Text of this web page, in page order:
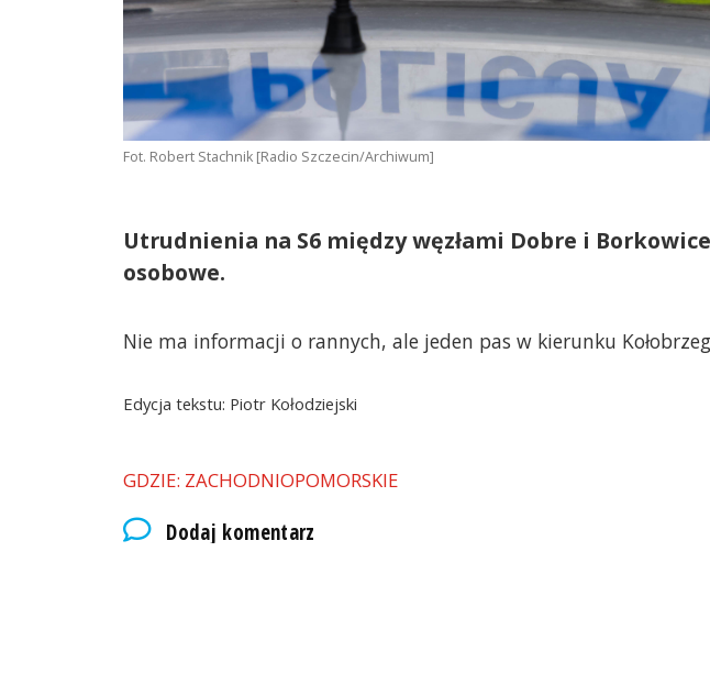
Fot. Robert Stachnik [Radio Szczecin/Archiwum]
Utrudnienia na S6 między węzłami Dobre i
osobowe.
Nie ma informacji o rannych, ale jeden pas w kierunku
Edycja tekstu: Piotr Kołodziejski
GDZIE: ZACHODNIOPOMORSKIE
Dodaj komentarz